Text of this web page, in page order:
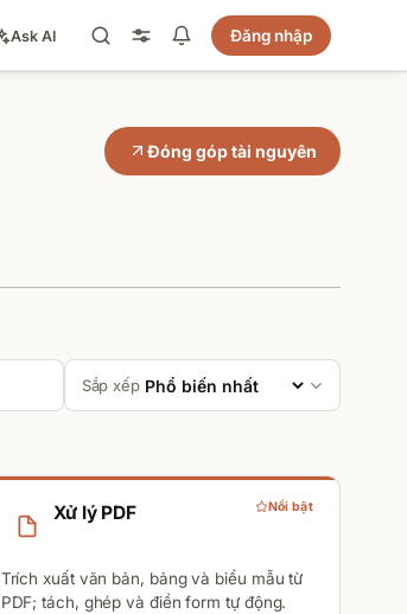
Ask AI Đăng nhập
Đóng góp tài nguyên
Sắp xếp
Nổi bật
Xử lý PDF
Trích xuất văn bản, bảng và biểu mẫu từ
PDF; tách, ghép và điền form tự động.